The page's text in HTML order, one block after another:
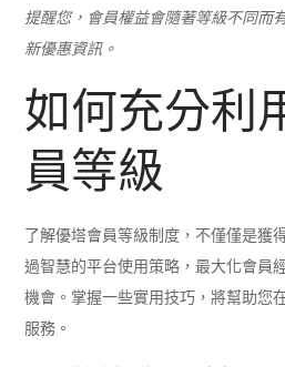
提醒您，會員權益會隨著等級不同而
新優惠資訊。
如何充分利
員等級
了解優塔會員等級制度，不僅僅是獲
過智慧的平台使用策略，最大化會員
機會。掌握一些實用技巧，將幫助您
服務。